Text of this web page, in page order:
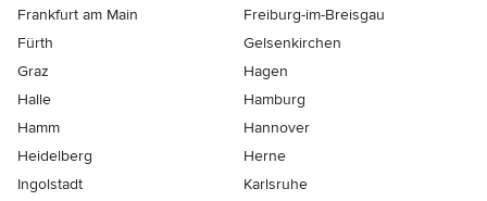
Frankfurt am Main
Freiburg-im-Breisgau
Fürth
Gelsenkirchen
Graz
Hagen
Halle
Hamburg
Hamm
Hannover
Heidelberg
Herne
Ingolstadt
Karlsruhe